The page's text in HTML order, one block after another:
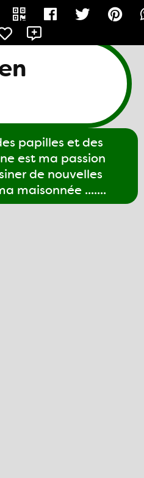
papilles et des
est ma passion
de nouvelles
maisonnée .......
GIGI61